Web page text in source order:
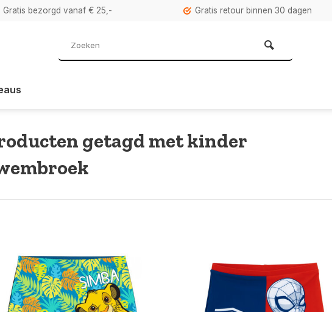
Gratis bezorgd vanaf € 25,- Gratis retour binnen 30 dagen
getagd met kinder